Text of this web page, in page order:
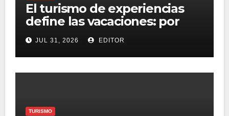
El turismo de experiencias
define las vacaciones: por
qué las propiedades de
Palladium Hotel Group en
Riviera Maya ofrecen más
que una escapada a la playa
JUL 31, 2026 EDITOR
TURISMO